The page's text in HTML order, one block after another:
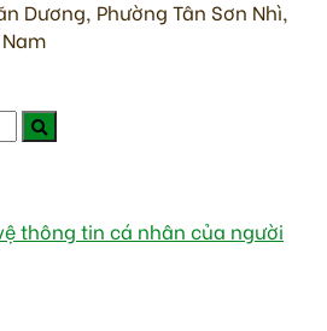
Dương, Phường Tân Sơn Nhì,
thông tin cá nhân của người